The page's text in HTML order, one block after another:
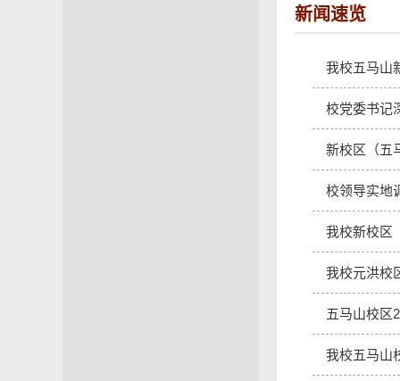
新闻速览
我校五马山
校党委书记
新校区（五
校领导实地
我校新校区
我校元洪校
五马山校区
我校五马山